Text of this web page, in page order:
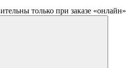
только при заказе «онлайн»